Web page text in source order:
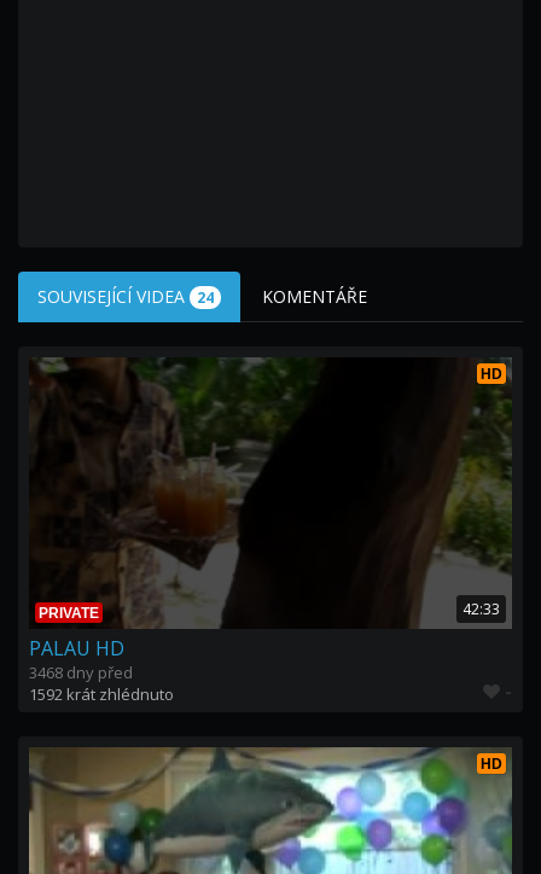
SOUVISEJÍCÍ VIDEA 24 KOMENTÁŘE
PRIVATE
HD
42:33
PALAU HD
3468 dny před
1592 krát zhlédnuto
-
HD